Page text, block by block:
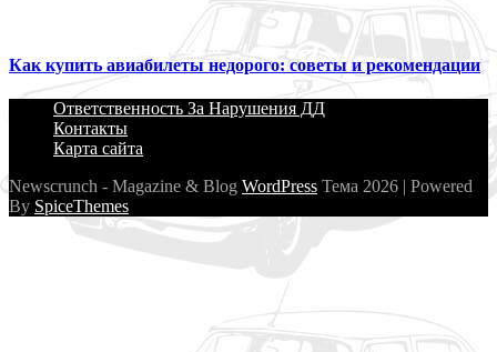
Как купить авиабилеты недорого: советы и рекомендации
Ответственность За Нарушения ДД
Контакты
Карта сайта
Newscrunch - Magazine & Blog WordPress Тема 2026 | Powered
By SpiceThemes